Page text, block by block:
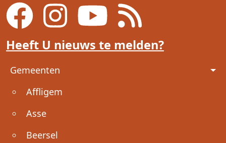
Heeft U nieuws te melden?
Voet
Gemeenten
Affligem
Asse
Beersel